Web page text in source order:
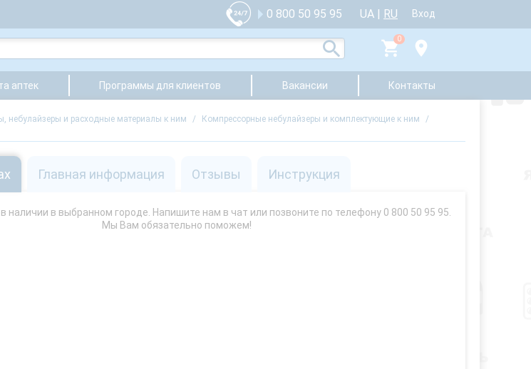
0 800 50 95 95 UA | RU Вход
0
аптек Программы для клиентов Вакансии Контакты
небулайзеры и расходные материалы к ним / Компрессорные небулайзеры и комплектующие к ним
/
Главная информация Отзывы Инструкция
наличии в выбранном городе. Напишите нам в чат или позвоните по телефону 0 800 50 95 95.
Мы Вам обязательно поможем!